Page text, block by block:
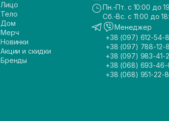
Лицо
Тело
Дом
Мерч
Новинки
Акции и скидки
Бренды
Пн.-Пт. с 10:00 до
Сб.-Вс. с 11:00 до
Менеджер
+38 (097) 612-54-
+38 (097) 788-12-
+38 (097) 983-41-
+38 (068) 693-46-
+38 (068) 951-22-